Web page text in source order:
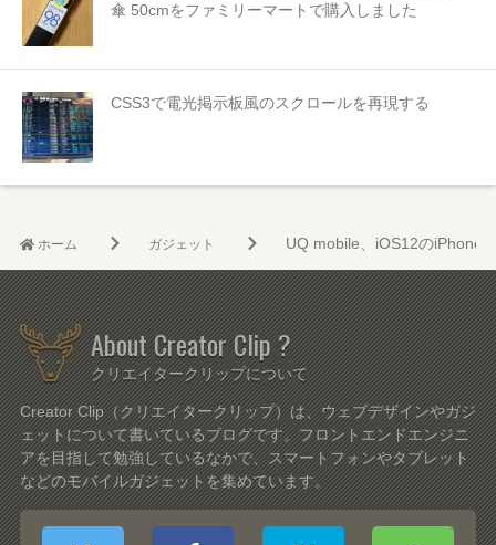
傘 50cmをファミリーマートで購入しました
CSS3で電光掲示板風のスクロールを再現する
ホーム ガジェット UQ mobile、iOS12のiPhone
About Creator Clip ?
クリエイタークリップについて
Creator Clip（クリエイタークリップ）は、ウェブデザインやガジ
ェットについて書いているブログです。フロントエンドエンジニ
アを目指して勉強しているなかで、スマートフォンやタブレット
などのモバイルガジェットを集めています。